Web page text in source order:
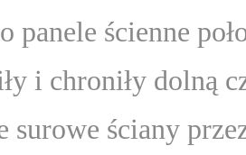
panele ścienne
i chroniły dolną
surowe ściany